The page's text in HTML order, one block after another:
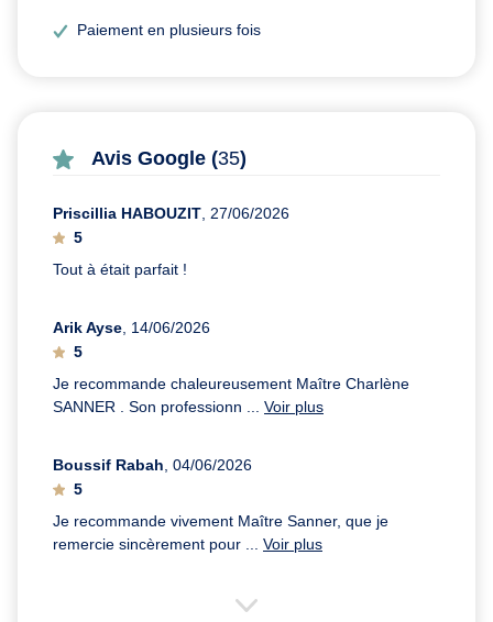
Paiement en plusieurs fois
Avis Google (35)
Priscillia HABOUZIT, 27/06/2026
5
Tout à était parfait !
Arik Ayse, 14/06/2026
5
Je recommande chaleureusement Maître Charlène
SANNER . Son professionn ... Voir plus
Boussif Rabah, 04/06/2026
5
Je recommande vivement Maître Sanner, que je
remercie sincèrement pour ... Voir plus